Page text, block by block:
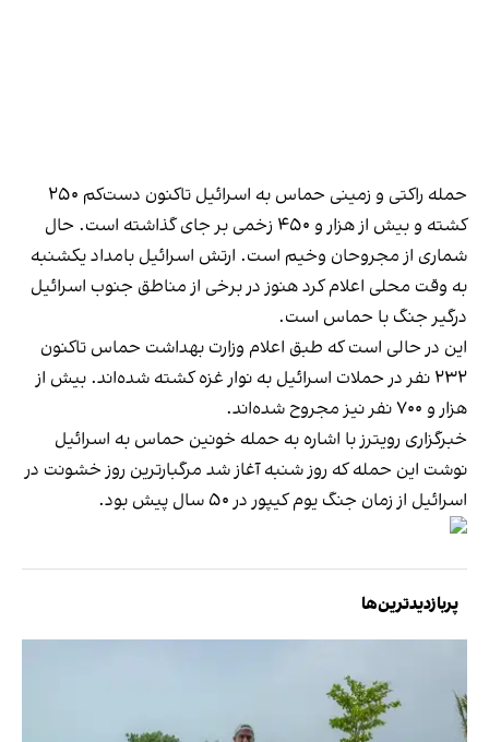
حمله راکتی و زمینی حماس به اسرائیل تاکنون دست‌کم ۲۵۰
کشته و بیش از هزار و ۴۵۰ زخمی بر جای گذاشته است. حال
شماری از مجروحان وخیم است. ارتش اسرائیل بامداد یکشنبه
به وقت محلی اعلام کرد هنوز در برخی از مناطق جنوب اسرائیل
درگیر جنگ با حماس است.
این در حالی است که طبق اعلام وزارت بهداشت حماس تاکنون
۲۳۲ نفر در حملات اسرائیل به نوار غزه کشته شده‌اند. بیش از
هزار و ۷۰۰ نفر نیز مجروح شده‌اند.
خبرگزاری رویترز با اشاره به حمله خونین حماس به اسرائیل
نوشت این حمله که روز شنبه آغاز شد مرگبارترین روز خشونت در
اسرائیل از زمان جنگ یوم کیپور در ۵۰ سال پیش بود.
پربازدیدترین‌ها